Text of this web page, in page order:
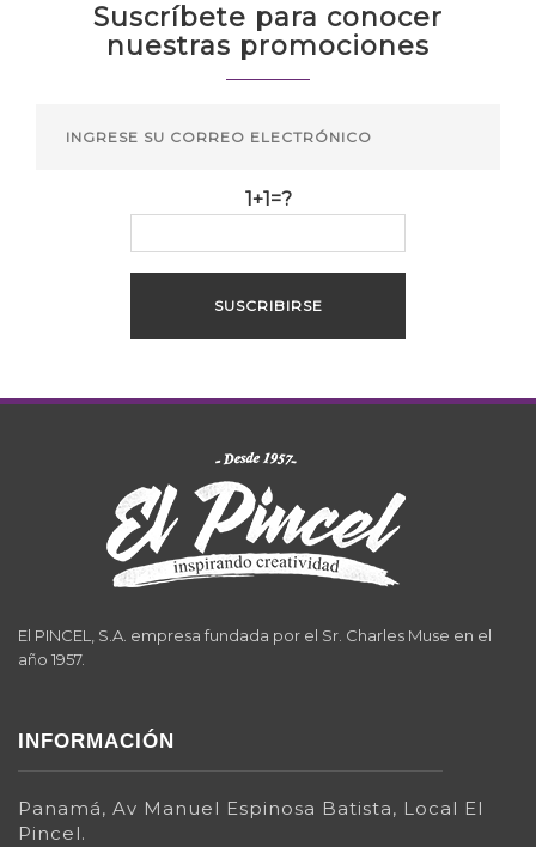
Suscríbete para conocer
nuestras promociones
1+1=?
El PINCEL, S.A. empresa fundada por el Sr. Charles Muse en el
año 1957.
INFORMACIÓN
Panamá, Av Manuel Espinosa Batista, Local El
Pincel.